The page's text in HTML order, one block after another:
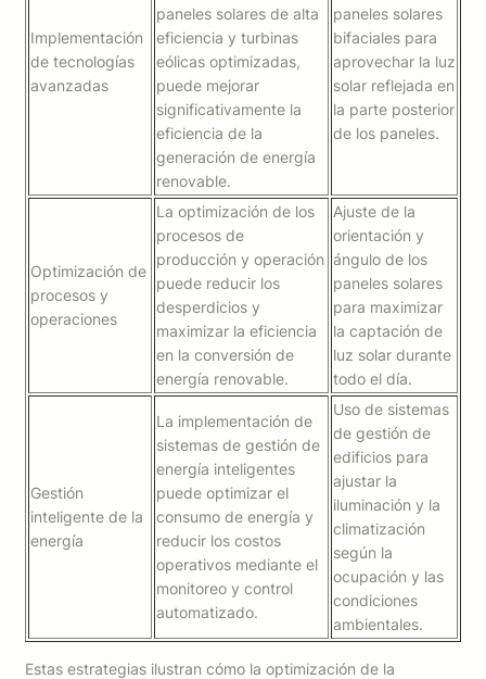
Implementación
de tecnologías
avanzadas
paneles solares de alta
eficiencia y turbinas
eólicas optimizadas,
puede mejorar
significativamente la
eficiencia de la
generación de energía
renovable.
paneles solares
bifaciales para
aprovechar la luz
solar reflejada en
la parte posterior
de los paneles.
Optimización de
procesos y
operaciones
La optimización de los
procesos de
producción y operación
puede reducir los
desperdicios y
maximizar la eficiencia
en la conversión de
energía renovable.
Ajuste de la
orientación y
ángulo de los
paneles solares
para maximizar
la captación de
luz solar durante
todo el día.
Gestión
inteligente de la
energía
La implementación de
sistemas de gestión de
energía inteligentes
puede optimizar el
consumo de energía y
reducir los costos
operativos mediante el
monitoreo y control
automatizado.
Uso de sistemas
de gestión de
edificios para
ajustar la
iluminación y la
climatización
según la
ocupación y las
condiciones
ambientales.
Estas estrategias ilustran cómo la optimización de la